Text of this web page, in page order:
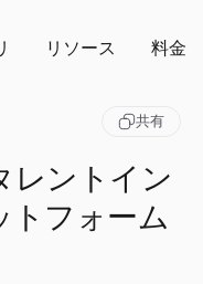
リソース 料金
共有
レントイン
トフォーム